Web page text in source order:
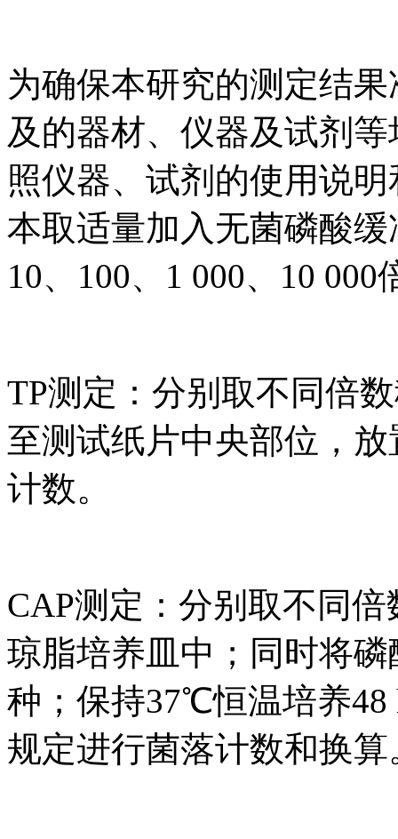
为确保本研究的测定结
及的器材、仪器及试剂
照仪器、试剂的使用说
本取适量加入无菌磷酸
10、100、1 000、10
TP测定：分别取不同倍
至测试纸片中央部位，
计数。
CAP测定：分别取不同
琼脂培养皿中；同时将
种；保持37℃恒温培养48
规定进行菌落计数和换算